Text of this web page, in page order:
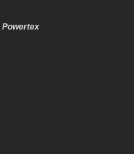
Powertex